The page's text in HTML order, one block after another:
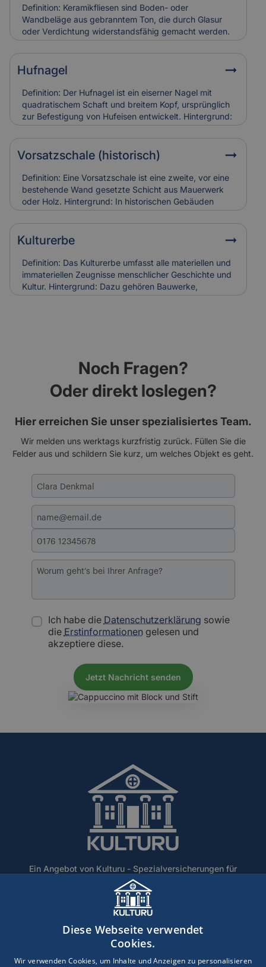
schimmelresistent.Relevanz für Versicherung: Falsch
verlegte Dampfbremsen können Feuchtigkeitsschäden
verursachen. Versicherungen berücksichtigen sie bei
der Schadensanalyse und Bewertung der
Bauausführung.
Definition: Keramikfliesen sind Boden- oder
Wandbeläge aus gebranntem Ton, die durch Glasur
oder Verdichtung widerstandsfähig gemacht werden.
Hintergrund: Moderne Varianten sind besonders
langlebig, pflegeleicht und in vielen Designs erhältlich.
Sie werden häufig zur Sanierung älterer Gebäude
eingesetzt, um historische Räume zeitgemäß nutzbar
zu machen. Relevanz für Versicherung: Keramikfliesen
gelten als robust, können aber bei
Leitungswasserschäden hohe Reparaturkosten
verursachen, wenn sie vollständig ersetzt werden
müssen.
Hufnagel
Definition: Der Hufnagel ist ein eiserner Nagel mit
quadratischem Schaft und breitem Kopf, ursprünglich
zur Befestigung von Hufeisen entwickelt. Hintergrund:
In historischen Gebäuden fand er auch als
Befestigungselement in Holzbau oder Dachdeckung
Verwendung. Alte Hufnägel sind oft handgeschmiedet
und zeugen von traditioneller Bauweise. Relevanz für
Versicherung: Korrodierte Hufnägel können
Holzschäden verursachen. Bei Restaurierungen
werden sie häufig ersetzt, was in die
Versicherungskalkulation denkmalgerechter
Sanierungen einfließt.
Vorsatzschale (historisch)
Definition: Eine Vorsatzschale ist eine zweite, vor eine
bestehende Wand gesetzte Schicht aus Mauerwerk
oder Holz. Hintergrund: In historischen Gebäuden
diente sie oft dem Witterungsschutz oder der
optischen Aufwertung einer Fassade. Heute wird sie
auch zur Verbesserung der Wärmedämmung genutzt.
historischen Vorsatzschalen können
Feuchtigkeitsschäden verursachen. Ihr Zustand wird
bei der Gebäudebewertung und Schadenanalyse mit
einbezogen.
Kulturerbe
Definition: Das Kulturerbe umfasst alle materiellen und
immateriellen Zeugnisse menschlicher Geschichte und
Kultur. Hintergrund: Dazu gehören Bauwerke,
Kunstwerke, Traditionen und Handwerksformen, die
und Erhalt meist aufwendig und kostenintensiv sind.
Noch Fragen?
Oder direkt loslegen?
Hier erreichen Sie unser spezialisiertes Team.
Wir melden uns werktags kurzfristig zurück. Füllen Sie die
Felder aus und schildern Sie kurz, um welches Objekt es geht.
Ich habe die Datenschutzerklärung sowie
die Erstinformationen gelesen und
akzeptiere diese.
Ein Angebot von Kulturu - Spezialversicherungen für
Denkmalschutz und historische Gebäude.
Über UnsBlogLexikon
ErstinformationHaftungsausschlussImpressum
Datenschutz
Diese Webseite verwendet
Cookies.
Wir verwenden Cookies, um Inhalte und Anzeigen zu personalisieren